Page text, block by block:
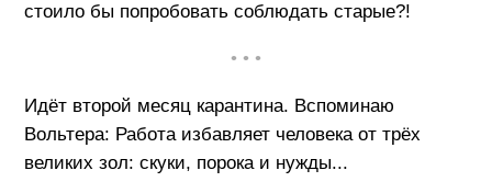
стоило бы попробовать соблюдать старые?!
• • •
Идёт второй месяц карантина. Вспоминаю
Вольтера: Работа избавляет человека от трёх
великих зол: скуки, порока и нужды...